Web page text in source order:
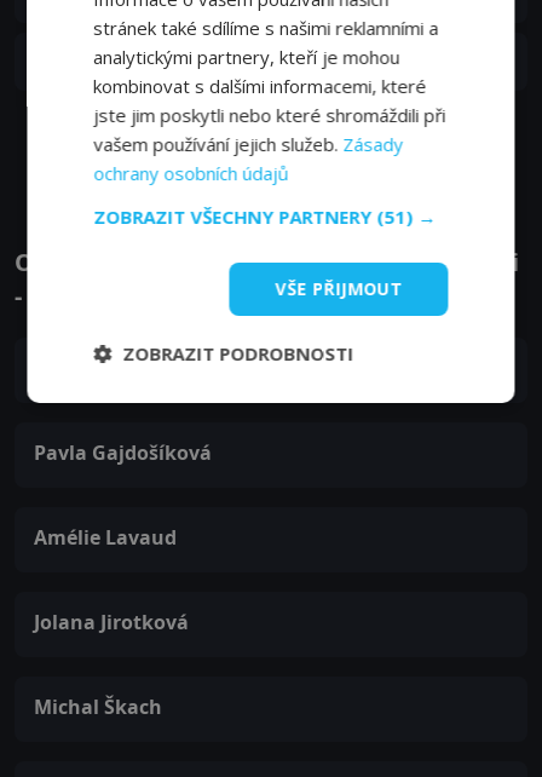
6. epizoda:6. epizoda
Zobrazit další epizody
Obsazení filmu nebo pořadu Skočdopolovi
- Herci a tvůrci
Lukáš Příkazký
Pavla Gajdošíková
Amélie Lavaud
Jolana Jirotková
Michal Škach
stránek také sdílíme s našimi reklamními a
analytickými partnery, kteří je mohou
kombinovat s dalšími informacemi, které
jste jim poskytli nebo které shromáždili při
vašem používání jejich služeb. Zásady
ochrany osobních údajů
ZOBRAZIT VŠECHNY PARTNERY (51) →
VŠE PŘIJMOUT
ZOBRAZIT PODROBNOSTI